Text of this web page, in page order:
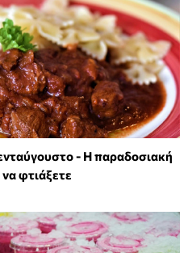
- Η παραδοσιακή
φτιάξετε